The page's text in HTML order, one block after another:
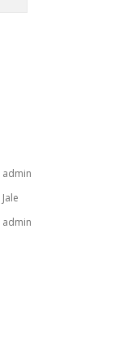
admin
Jale
admin